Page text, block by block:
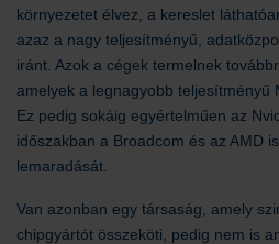
környezetet élvez, a kereslet
azaz a nagy teljesítményű,
iránt. Azok a cégek termelnek
amelyek a legnagyobb teljesítményű
Ez pedig sokáig egyértelműen az
időszakban a Broadcom és az AMD
lemaradását.
Van azonban egy társaság, amely
chipgyártót összeköti, pedig nem is